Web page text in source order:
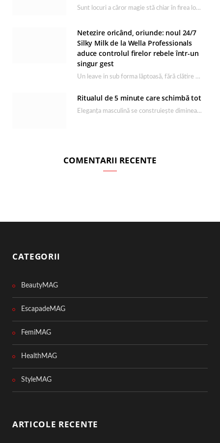
Sunt locuri a căror magie stă chiar în firea lor naturală, iar Lacul Ursu din…
Netezire oricând, oriunde: noul 24/7
Silky Milk de la Wella Professionals
aduce controlul firelor rebele într-un
singur gest
Un leave in sub forma lăptoasă, fără clătire care completează rutina Ultimate Smooth și transformă…
Ritualul de 5 minute care schimbă tot
Eleganța masculină se construiește dimineața, în câteva minute și cu produsele potrivite. O rutină de…
COMENTARII RECENTE
CATEGORII
BeautyMAG
EscapadeMAG
FemiMAG
HealthMAG
StyleMAG
ARTICOLE RECENTE